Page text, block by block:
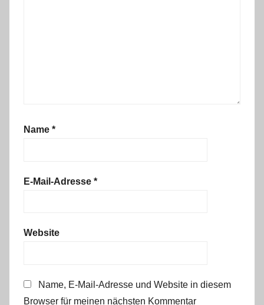
Name *
E-Mail-Adresse *
Website
Name, E-Mail-Adresse und Website in diesem
Browser für meinen nächsten Kommentar